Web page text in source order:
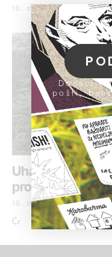
16. maj 2019.
Uhapšeno
proizvodnje i
16. maj 2019.
Donacije
pošti,